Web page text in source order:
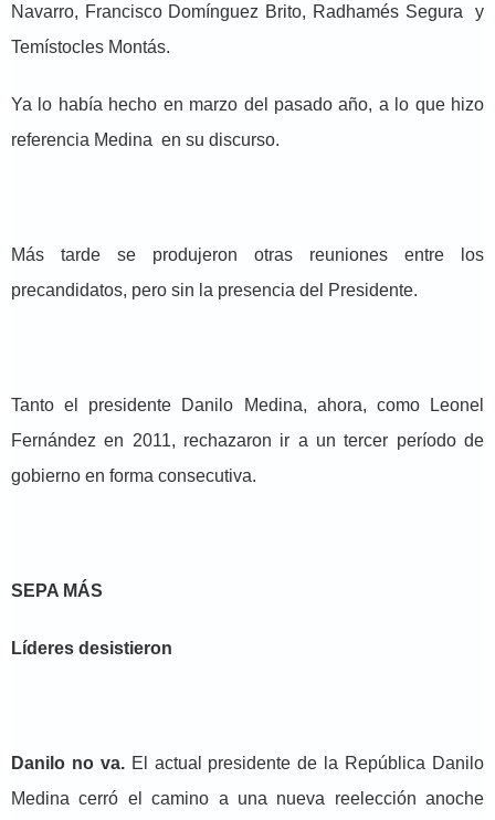
Navarro, Francisco Domínguez Brito, Radhamés Segura y
Temístocles Montás.
Ya lo había hecho en marzo del pasado año, a lo que hizo
referencia Medina en su discurso.
Más tarde se produjeron otras reuniones entre los
precandidatos, pero sin la presencia del Presidente.
Tanto el presidente Danilo Medina, ahora, como Leonel
Fernández en 2011, rechazaron ir a un tercer período de
gobierno en forma consecutiva.
SEPA MÁS
Líderes desistieron
Danilo no va. El actual presidente de la República Danilo
Medina cerró el camino a una nueva reelección anoche